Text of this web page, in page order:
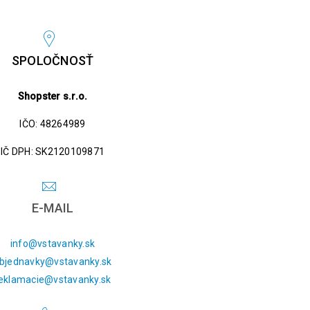
SPOLOČNOSŤ
Shopster s.r.o.
IČO: 48264989
IČ DPH: SK2120109871
E-MAIL
info@vstavanky.sk